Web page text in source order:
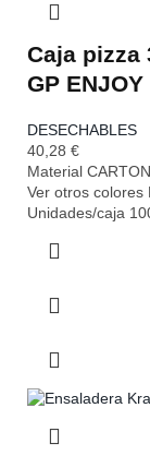
Caja pizza
GP ENJOY
DESECHABLES
40,28 €
Material
Ver otros colores
Unidades/caja